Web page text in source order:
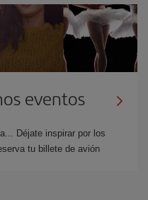
eventos
Déjate inspirar por los
tu billete de avión